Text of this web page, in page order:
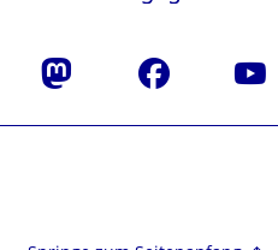
Mastodon Facebook